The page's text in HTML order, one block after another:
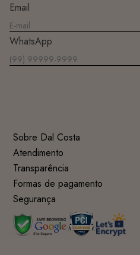
Email
WhatsApp
Sobre Dal Costa
Atendimento
Transparência
Formas de pagamento
Segurança